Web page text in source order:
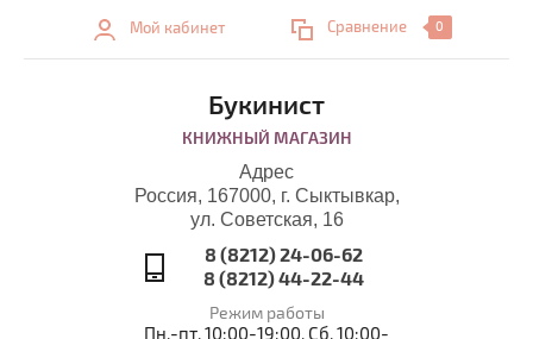
Мой кабинет Сравнение 0
Букинист
КНИЖНЫЙ МАГАЗИН
Адрес
Россия, 167000, г. Сыктывкар,
ул. Советская, 16
8 (8212) 24-06-62
8 (8212) 44-22-44
Режим работы
Пн.-пт. 10:00-19:00, Сб. 10:00-